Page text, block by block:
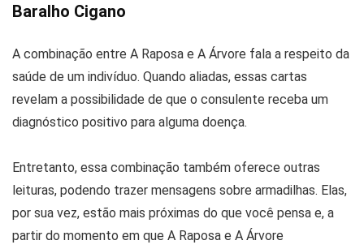
Baralho Cigano
A combinação entre A Raposa e A Árvore fala a respeito da
saúde de um indivíduo. Quando aliadas, essas cartas
revelam a possibilidade de que o consulente receba um
diagnóstico positivo para alguma doença.
Entretanto, essa combinação também oferece outras
leituras, podendo trazer mensagens sobre armadilhas. Elas,
por sua vez, estão mais próximas do que você pensa e, a
partir do momento em que A Raposa e A Árvore